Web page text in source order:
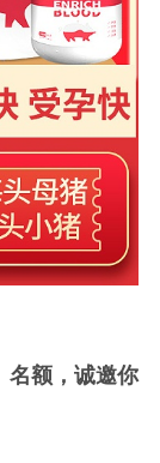
名额，诚邀你